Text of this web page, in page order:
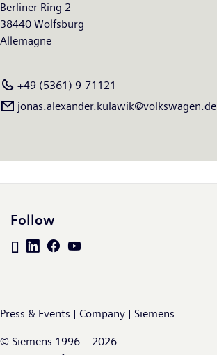
Berliner Ring 2
38440 Wolfsburg
Allemagne
+49 (5361) 9-71121
jonas.alexander.kulawik@volkswagen.de
Follow
Press & Events | Company | Siemens
© Siemens 1996 – 2026